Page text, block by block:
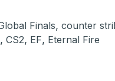
Finals, counter
, CS2, EF, Eternal Fire